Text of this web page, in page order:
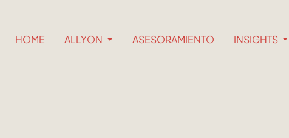
HOME ALLYON ASESORAMIENTO INSIGHTS